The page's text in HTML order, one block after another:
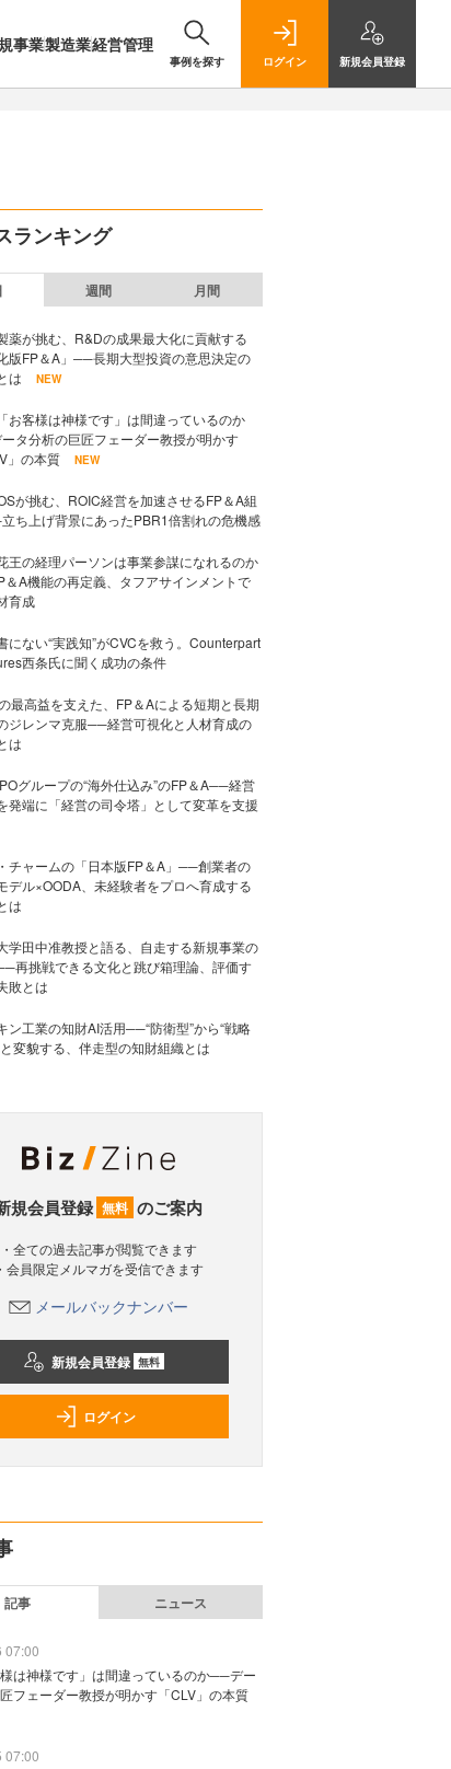
事業製造業経営管理
事例を探す ログイン 新規会員登録
ランキング
週間 月間
薬が挑む、R&Dの成果最大化に貢献する
版FP＆A」──長期大型投資の意思決定の
は
NEW
お客様は神様です」は間違っているのか
タ分析の巨匠フェーダー教授が明かす
」の本質
NEW
が挑む、ROIC経営を加速させるFP＆A組
ち上げ背景にあったPBR1倍割れの危機感
王の経理パーソンは事業参謀になれるのか
A機能の再定義、タフアサインメントで
育成
にない“実践知”がCVCを救う。Counterpart
西条氏に聞く成功の条件
最高益を支えた、FP＆Aによる短期と長期
ジレンマ克服──経営可視化と人材育成の
は
グループの“海外仕込み”のFP＆A──経営
発端に「経営の司令塔」として変革を支援
チャームの「日本版FP＆A」──創業者の
デル×OODA、未経験者をプロへ育成する
は
学田中准教授と語る、自走する新規事業の
再挑戦できる文化と跳び箱理論、評価す
敗とは
ン工業の知財AI活用──“防衛型”から“戦略
変貌する、伴走型の知財組織とは
規会員登録 無料 のご案内
・全ての過去記事が閲覧できます
・会員限定メルマガを受信できます
メールバックナンバー
新規会員登録 無料
ログイン
記事 ニュース
07:00
は神様です」は間違っているのか──デー
フェーダー教授が明かす「CLV」の本質
07:00